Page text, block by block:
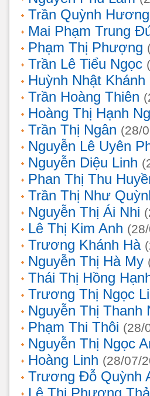
Trần Quỳnh Hương
Mai Phạm Trung
Phạm Thị Phượng
Trần Lê Tiểu Ngọc
Huỳnh Nhật Khánh
Trần Hoàng Thiên
Hoàng Thị Hạnh
Trần Thị Ngân (28/
Nguyễn Lê Uyên
Nguyễn Diệu Linh
Phan Thị Thu
Trần Thị Như
Nguyễn Thị Ái Nhi
Lê Thị Kim Anh
Trương Khánh Hà
Nguyễn Thị Hà My
Thái Thị Hồng
Trương Thị Ngọc
Nguyễn Thị Thanh
Phạm Thi Thôi (28/
Nguyễn Thị Ngọc
Hoàng Linh (28/07/
Trương Đỗ Quỳnh
Lê Thị Phương